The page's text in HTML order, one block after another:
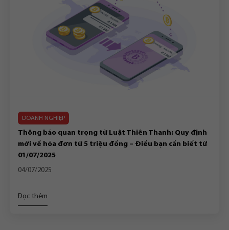
DOANH NGHIỆP
Thông báo quan trọng từ Luật Thiên Thanh: Quy định
mới về hóa đơn từ 5 triệu đồng – Điều bạn cần biết từ
01/07/2025
04/07/2025
Đọc thêm